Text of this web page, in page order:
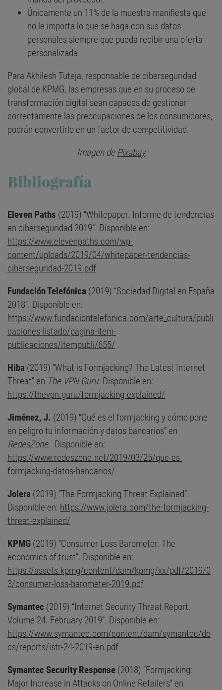
Únicamente un 11% de la muestra manifiesta que
no le importa lo que se haga con sus datos
personales siempre que pueda recibir una oferta
personalizada.
Para Akhilesh Tuteja, responsable de ciberseguridad
global de KPMG, las empresas que en su proceso de
transformación digital sean capaces de gestionar
correctamente las preocupaciones de los consumidores,
podrán convertirlo en un factor de competitividad.
Imagen dePixabay
Bibliografía
Eleven Paths (2019) “Whitepaper. Informe de tendencias
en ciberseguridad 2019”. Disponible en:
https://www.elevenpaths.com/wp-
content/uploads/2019/04/whitepaper-tendencias-
ciberseguridad-2019.pdf
Fundación Telefónica (2019) “Sociedad Digital en España
2018”. Disponible en:
https://www.fundaciontelefonica.com/arte_cultura/publi
caciones-listado/pagina-item-
publicaciones/itempubli/655/
Hiba (2019) “What is Formjacking? The Latest Internet
Threat” en The VPN Guru. Disponible en:
https://thevpn.guru/formjacking-explained/
Jiménez, J. (2019) “Qué es el formjacking y cómo pone
en peligro tu información y datos bancarios” en
RedesZone. Disponible en:
https://www.redeszone.net/2019/03/25/que-es-
formjacking-datos-bancarios/
Jolera (2019) “The Formjacking Threat Explained”.
Disponible en: https://www.jolera.com/the-formjacking-
threat-explained/
KPMG (2019) “Consumer Loss Barometer. The
economics of trust”. Disponible en:
https://assets.kpmg/content/dam/kpmg/xx/pdf/2019/0
3/consumer-loss-barometer-2019.pdf
Symantec (2019) “Internet Security Threat Report.
Volume 24. February 2019”. Disponible en:
https://www.symantec.com/content/dam/symantec/do
cs/reports/istr-24-2019-en.pdf
Symantec Security Response (2018) “Formjacking:
Major Increase in Attacks on Online Retailers” en